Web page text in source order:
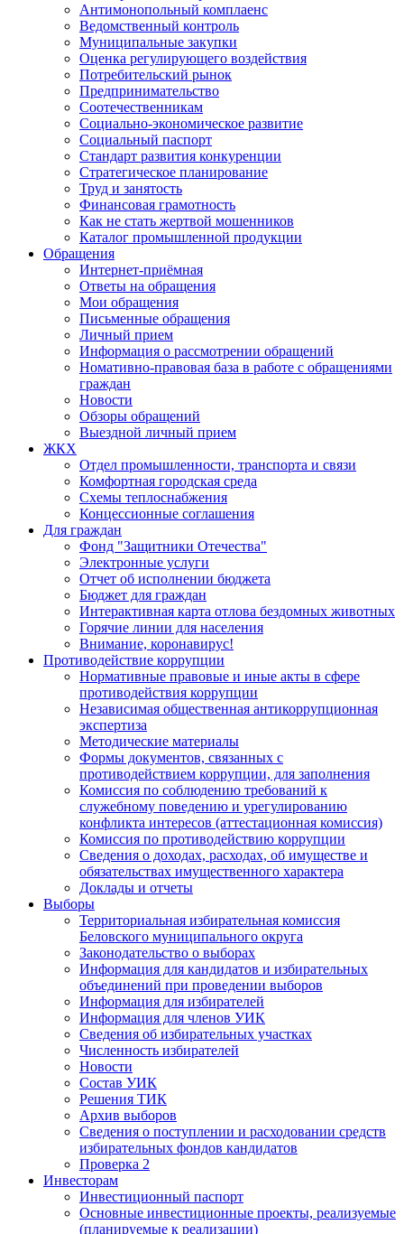
Антимонопольный комплаенс
Ведомственный контроль
Муниципальные закупки
Оценка регулирующего воздействия
Потребительский рынок
Предпринимательство
Соотечественникам
Социально-экономическое развитие
Социальный паспорт
Стандарт развития конкуренции
Стратегическое планирование
Труд и занятость
Финансовая грамотность
Как не стать жертвой мошенников
Каталог промышленной продукции
Обращения
Интернет-приёмная
Ответы на обращения
Мои обращения
Письменные обращения
Личный прием
Информация о рассмотрении обращений
Номативно-правовая база в работе с обращениями
граждан
Новости
Обзоры обращений
Выездной личный прием
ЖКХ
Отдел промышленности, транспорта и связи
Комфортная городская среда
Схемы теплоснабжения
Концессионные соглашения
Для граждан
Фонд "Защитники Отечества"
Электронные услуги
Отчет об исполнении бюджета
Бюджет для граждан
Интерактивная карта отлова бездомных животных
Горячие линии для населения
Внимание, коронавирус!
Противодействие коррупции
Нормативные правовые и иные акты в сфере
противодействия коррупции
Независимая общественная антикоррупционная
экспертиза
Методические материалы
Формы документов, связанных с
противодействием коррупции, для заполнения
Комиссия по соблюдению требований к
служебному поведению и урегулированию
конфликта интересов (аттестационная комиссия)
Комиссия по противодействию коррупции
Сведения о доходах, расходах, об имуществе и
обязательствах имущественного характера
Доклады и отчеты
Выборы
Территориальная избирательная комиссия
Беловского муниципального округа
Законодательство о выборах
Информация для кандидатов и избирательных
объединений при проведении выборов
Информация для избирателей
Информация для членов УИК
Сведения об избирательных участках
Численность избирателей
Новости
Состав УИК
Решения ТИК
Архив выборов
Сведения о поступлении и расходовании средств
избирательных фондов кандидатов
Проверка 2
Инвесторам
Инвестиционный паспорт
Основные инвестиционные проекты, реализуемые
(планируемые к реализации)